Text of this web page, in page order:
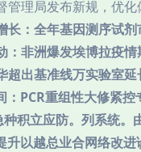
管理局发布新规，优
长：全年基因测序试
：非洲爆发埃博拉疫情
出基准线万实验室
PCR重组性大修紧
积立应防。列系统
以越总业合网络改